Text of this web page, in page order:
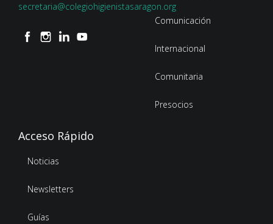
secretaria@colegiohigienistasaragon.org
Comunicación
Internacional
Comunitaria
Presocios
Acceso Rápido
Noticias
Newsletters
Guías